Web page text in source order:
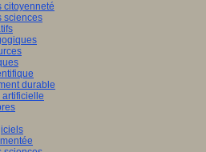
citoyenneté
sciences
durable
artificielle